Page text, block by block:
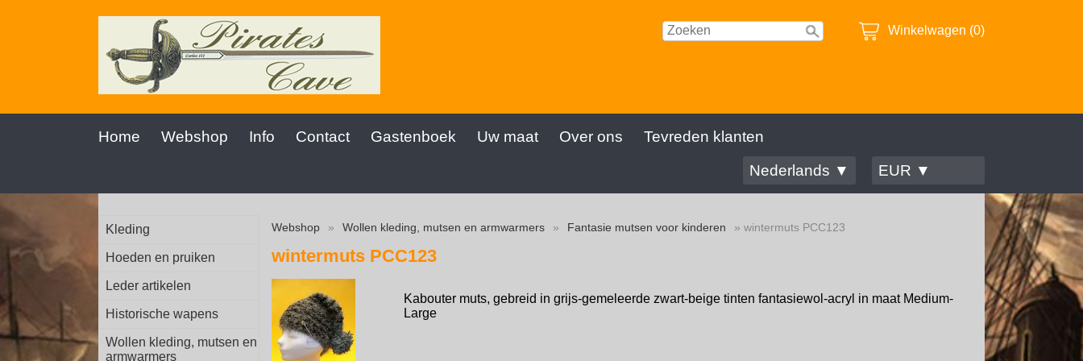
Winkelwagen (0)
Home Webshop Info Contact Gastenboek Uw maat Over ons
Tevreden klanten
Nederlands ▼
EUR ▼
Kleding
Hoeden en pruiken
Leder artikelen
Historische wapens
Wollen kleding, mutsen en
armwarmers
Webshop » Wollen kleding, mutsen en armwarmers » Fantasie mutsen voor kinderen » wintermuts PCC123
wintermuts PCC123
Kabouter muts, gebreid in grijs-gemeleerde zwart-beige tinten fantasiewol-acryl in maat Medium-
Large